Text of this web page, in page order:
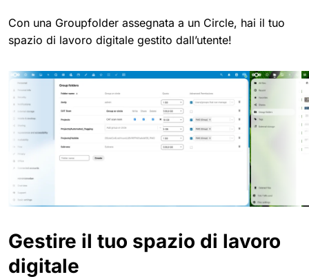
Con una Groupfolder assegnata a un Circle, hai il tuo
spazio di lavoro digitale gestito dall’utente!
Gestire il tuo spazio di lavoro
digitale